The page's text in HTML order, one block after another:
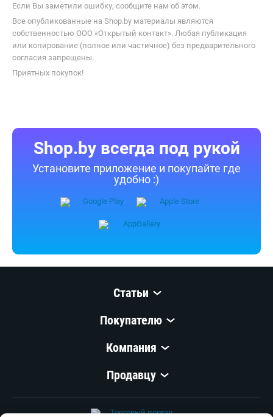
Если Вы заметили ошибку, сообщите нам об этом.
Все опубликованные на Shop.by материалы являются
собственностью ООО «Открытый контакт». Любая публикация
или копирование (полное или частичное) без предварительного
согласия запрещены.
Приятных покупок!
Shop.by всегда под рукой
Установите приложение и покупайте где
удобно :)
Статьи
Покупателю
Компания
Продавцу